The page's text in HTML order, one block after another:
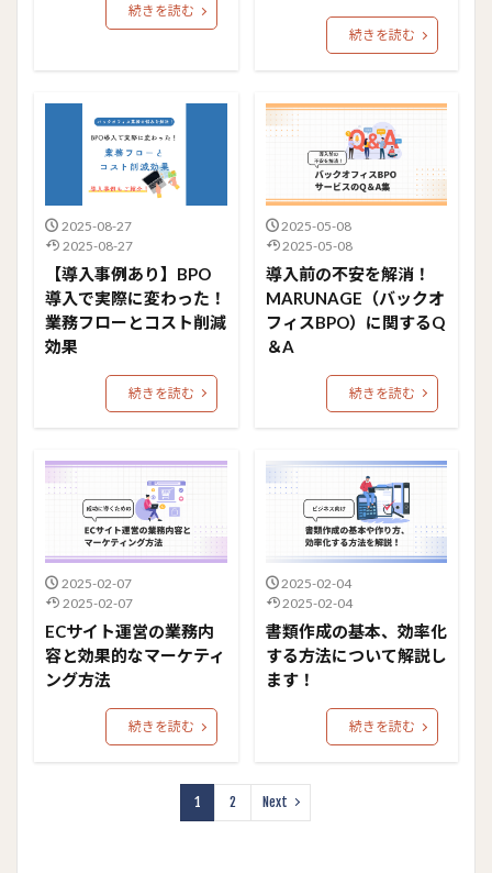
続きを読む
続きを読む
2025-08-27
2025-08-27
【導入事例あり】BPO
導入で実際に変わった！
業務フローとコスト削減
効果
続きを読む
2025-05-08
2025-05-08
導入前の不安を解消！
MARUNAGE（バックオ
フィスBPO）に関するQ
＆A
続きを読む
2025-02-07
2025-02-07
ECサイト運営の業務内
容と効果的なマーケティ
ング方法
続きを読む
2025-02-04
2025-02-04
書類作成の基本、効率化
する方法について解説し
ます！
続きを読む
1 2 Next